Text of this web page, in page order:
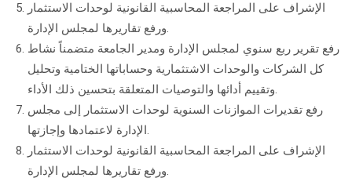
الإشراف على المراجعة المحاسبية القانونية لوحدات الاستثمار
ورفع تقاريرها لمجلس الإدارة.
رفع تقرير ربع سنوي لمجلس الإدارة ومدير الجامعة متضمناً نشاط
كل الشركات والوحدات الاشتثمارية وحساباتها الختامية وتحليل
وتقييم أدائها والتوصيات المتعلقة بتحسين ذلك الأداء.
رفع تقديرات الموازنات السنوية لوحدات الاستثمار إلى مجلس
الإدارة لاعتمادها وإجازتها.
الإشراف على المراجعة المحاسبية القانونية لوحدات الاستثمار
ورفع تقاريرها لمجلس الإدارة.